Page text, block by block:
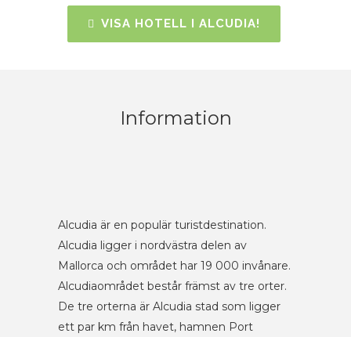
VISA HOTELL I ALCUDIA!
Information
Alcudia är en populär turistdestination.
Alcudia ligger i nordvästra delen av
Mallorca och området har 19 000 invånare.
Alcudiaområdet består främst av tre orter.
De tre orterna är Alcudia stad som ligger
ett par km från havet, hamnen Port